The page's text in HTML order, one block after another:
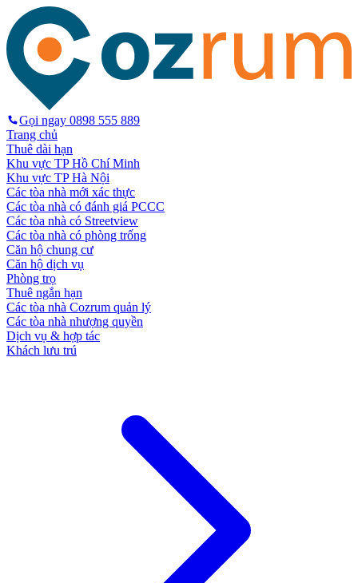
Gọi ngay 0898 555 889
Trang chủ
Thuê dài hạn
Khu vực TP Hồ Chí Minh
Khu vực TP Hà Nội
Các tòa nhà mới xác thực
Các tòa nhà có đánh giá PCCC
Các tòa nhà có Streetview
Các tòa nhà có phòng trống
Căn hộ chung cư
Căn hộ dịch vụ
Phòng trọ
Thuê ngắn hạn
Các tòa nhà Cozrum quản lý
Các tòa nhà nhượng quyền
Dịch vụ & hợp tác
Khách lưu trú